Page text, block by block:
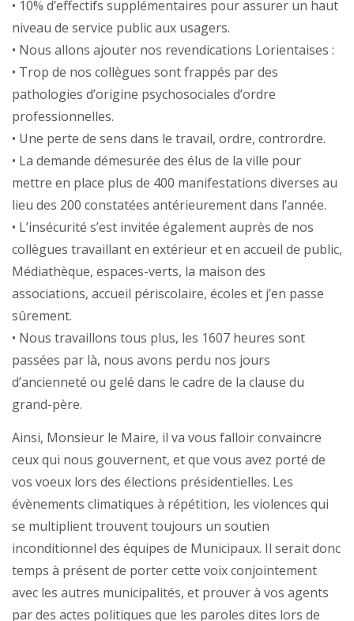
• 10% d’effectifs supplémentaires pour assurer un haut
niveau de service public aux usagers.
• Nous allons ajouter nos revendications Lorientaises :
• Trop de nos collègues sont frappés par des
pathologies d’origine psychosociales d’ordre
professionnelles.
• Une perte de sens dans le travail, ordre, contrordre.
• La demande démesurée des élus de la ville pour
mettre en place plus de 400 manifestations diverses au
lieu des 200 constatées antérieurement dans l’année.
• L’insécurité s’est invitée également auprès de nos
collègues travaillant en extérieur et en accueil de public,
Médiathèque, espaces-verts, la maison des
associations, accueil périscolaire, écoles et j’en passe
sûrement.
• Nous travaillons tous plus, les 1607 heures sont
passées par là, nous avons perdu nos jours
d’ancienneté ou gelé dans le cadre de la clause du
grand-père.
Ainsi, Monsieur le Maire, il va vous falloir convaincre
ceux qui nous gouvernent, et que vous avez porté de
vos voeux lors des élections présidentielles. Les
évènements climatiques à répétition, les violences qui
se multiplient trouvent toujours un soutien
inconditionnel des équipes de Municipaux. Il serait donc
temps à présent de porter cette voix conjointement
avec les autres municipalités, et prouver à vos agents
par des actes politiques que les paroles dites lors de